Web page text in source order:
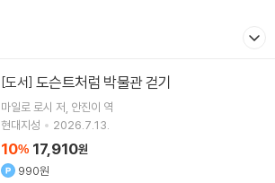
[도서] 도슨트처럼 박물관 걷기
마일로 로시 저 안진이 역
현대지성
2026.7.13.
10% 17,910원
990원